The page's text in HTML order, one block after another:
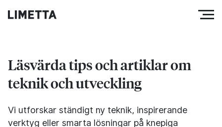
Läsvärda tips och artiklar om
teknik och utveckling
Vi utforskar ständigt ny teknik, inspirerande
verktyg eller smarta lösningar på knepiga